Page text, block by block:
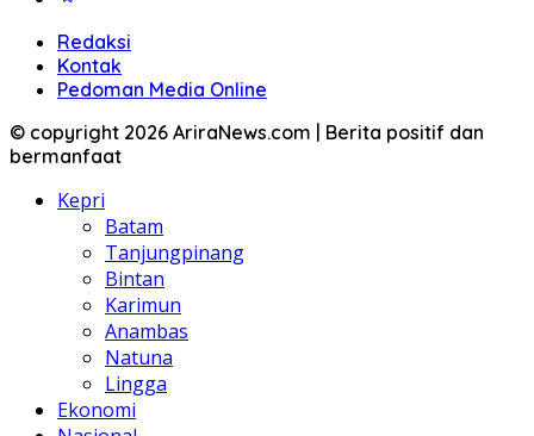
Redaksi
Kontak
Pedoman Media Online
© copyright 2026 AriraNews.com | Berita positif dan
bermanfaat
Kepri
Batam
Tanjungpinang
Bintan
Karimun
Anambas
Natuna
Lingga
Ekonomi